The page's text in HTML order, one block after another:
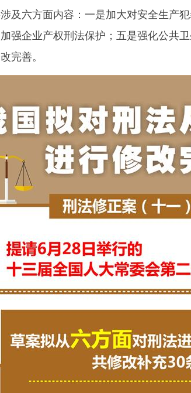
六方面内容：一是加大对安全生产
强企业产权刑法保护；五是强化公共
完善。